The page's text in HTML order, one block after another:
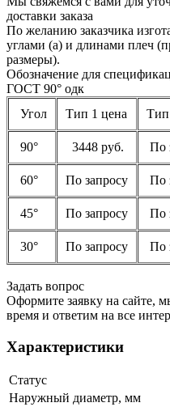
доставки заказа
По желанию заказчика
углами (a) и длинами плеч
размеры).
Обозначение для
ГОСТ 90° одк
Угол
Тип 1 цена Тип
90° 3448 руб. По
60° По запросу По
45° По запросу По
30° По запросу По
Задать вопрос
Оформите заявку на сайте,
время и ответим на все
Характеристики
Статус
Наружный диаметр, мм